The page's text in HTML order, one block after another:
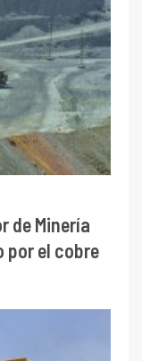
de Minería
por el cobre